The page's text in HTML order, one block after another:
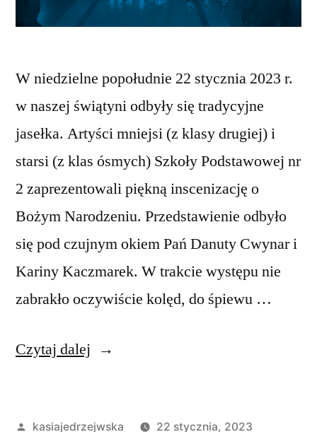
W niedzielne popołudnie 22 stycznia 2023 r.
w naszej świątyni odbyły się tradycyjne
jasełka. Artyści mniejsi (z klasy drugiej) i
starsi (z klas ósmych) Szkoły Podstawowej nr
2 zaprezentowali piękną inscenizację o
Bożym Narodzeniu. Przedstawienie odbyło
się pod czujnym okiem Pań Danuty Cwynar i
Kariny Kaczmarek. W trakcie występu nie
zabrakło oczywiście kolęd, do śpiewu …
Czytaj dalej „Jasełka
Opublikowane
kasiajedrzejwska
22 stycznia, 2023